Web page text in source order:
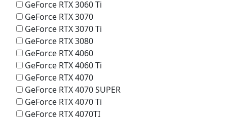
GeForce RTX 3060 Ti
GeForce RTX 3070
GeForce RTX 3070 Ti
GeForce RTX 3080
GeForce RTX 4060
GeForce RTX 4060 Ti
GeForce RTX 4070
GeForce RTX 4070 SUPER
GeForce RTX 4070 Ti
GeForce RTX 4070TI